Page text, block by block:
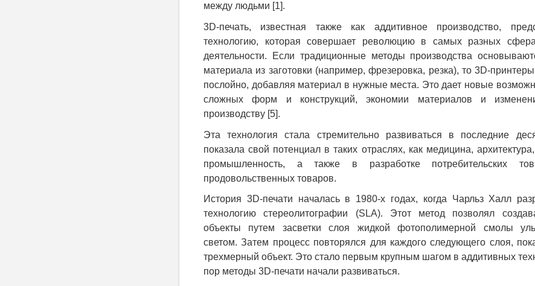
между людьми [1].
3D-печать, известная также как аддитивное производство,
технологию, которая совершает революцию в самых разных
деятельности. Если традиционные методы производства
материала из заготовки (например, фрезеровка, резка), то 3D-
послойно, добавляя материал в нужные места. Это дает новые
сложных форм и конструкций, экономии материалов и
производству [5].
Эта технология стала стремительно развиваться в последние
показала свой потенциал в таких отраслях, как медицина,
промышленность, а также в разработке потребительских
продовольственных товаров.
История 3D-печати началась в 1980-х годах, когда Чарльз Халл
технологию стереолитографии (SLA). Этот метод позволял
объекты путем засветки слоя жидкой фотополимерной смолы
светом. Затем процесс повторялся для каждого следующего слоя,
трехмерный объект. Это стало первым крупным шагом в аддитивных
пор методы 3D-печати начали развиваться.